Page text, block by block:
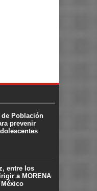
Población
prevenir
entre los
a MORENA